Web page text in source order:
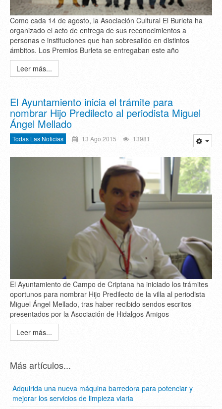
Como cada 14 de agosto, la Asociación Cultural El Burleta ha
organizado el acto de entrega de sus reconocimientos a
personas e instituciones que han sobresalido en distintos
ámbitos. Los Premios Burleta se entregaban este año
Leer más...
El Ayuntamiento inicia el trámite para
nombrar Hijo Predilecto al periodista Miguel
Ángel Mellado
Todas Las Noticias 13 Ago 2015 13981
El Ayuntamiento de Campo de Criptana ha iniciado los trámites
oportunos para nombrar Hijo Predilecto de la villa al periodista
Miguel Ángel Mellado, tras haber recibido sendos escritos
presentados por la Asociación de Hidalgos Amigos
Leer más...
Más artículos...
Adquirida una nueva máquina barredora para potenciar y
mejorar los servicios de limpieza viaria